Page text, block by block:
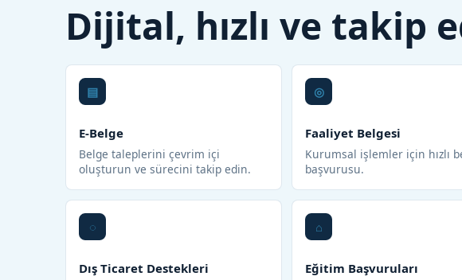
Dijital, hızlı ve takip
E-Belge
Belge taleplerini çevrim içi
oluşturun ve sürecini takip edin.
Faaliyet Belgesi
Kurumsal işlemler için hızlı
başvurusu.
Dış Ticaret Destekleri Eğitim Başvuruları